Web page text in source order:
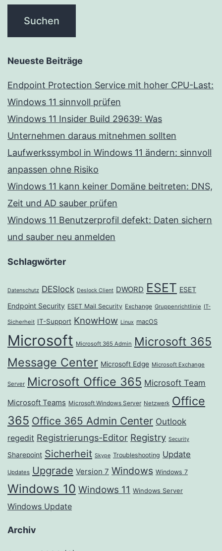
Neueste Beiträge
Endpoint Protection Service mit hoher CPU-Last:
Windows 11 sinnvoll prüfen
Windows 11 Insider Build 29639: Was
Unternehmen daraus mitnehmen sollten
Laufwerkssymbol in Windows 11 ändern: sinnvoll
anpassen ohne Risiko
Windows 11 kann keiner Domäne beitreten: DNS,
Zeit und AD sauber prüfen
Windows 11 Benutzerprofil defekt: Daten sichern
und sauber neu anmelden
Schlagwörter
Datenschutz DESlock Deslock Client DWORD ESET ESET
Endpoint Security ESET Mail Security Exchange Gruppenrichtlinie IT-
Sicherheit IT-Support KnowHow Linux macOS
Microsoft Microsoft 365 Admin Microsoft 365
Message Center Microsoft Edge Microsoft Exchange
Server Microsoft Office 365 Microsoft Team
Microsoft Teams Microsoft Windows Server Netzwerk Office
365 Office 365 Admin Center Outlook
regedit Registrierungs-Editor Registry Security
Sharepoint Sicherheit Skype Troubleshooting Update
Updates Upgrade Version 7 Windows Windows 7
Windows 10 Windows 11 Windows Server
Windows Update
Archiv